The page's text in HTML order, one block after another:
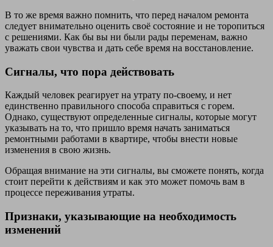
В то же время важно помнить, что перед началом ремонта
следует внимательно оценить своё состояние и не торопиться
с решениями. Как бы вы ни были рады переменам, важно
уважать свои чувства и дать себе время на восстановление.
Сигналы, что пора действовать
Каждый человек реагирует на утрату по-своему, и нет
единственно правильного способа справиться с горем.
Однако, существуют определенные сигналы, которые могут
указывать на то, что пришло время начать заниматься
ремонтными работами в квартире, чтобы внести новые
изменения в свою жизнь.
Обращая внимание на эти сигналы, вы сможете понять, когда
стоит перейти к действиям и как это может помочь вам в
процессе переживания утраты.
Признаки, указывающие на необходимость
изменений